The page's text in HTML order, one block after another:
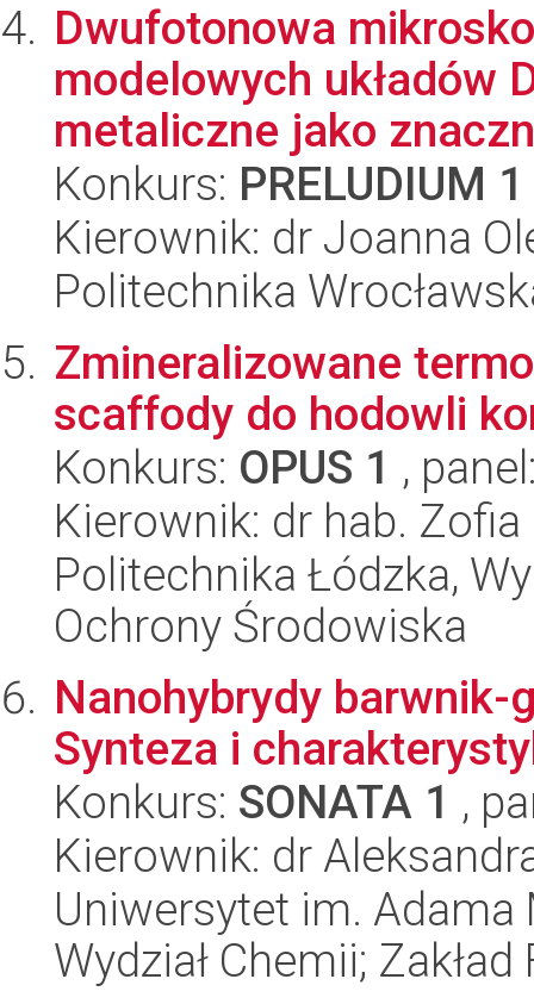
Dwufotonowa
modelowych układów
metaliczne jako
Konkurs: PRELUDIUM 1
Kierownik: dr Joanna
Politechnika
Zmineralizowane
scaffody do hodowli
Konkurs: OPUS 1 ,
Kierownik: dr hab.
Politechnika Łódzka,
Ochrony Środowiska
Nanohybrydy
Synteza i
Konkurs: SONATA 1 ,
Kierownik: dr
Uniwersytet im.
Wydział Chemii;